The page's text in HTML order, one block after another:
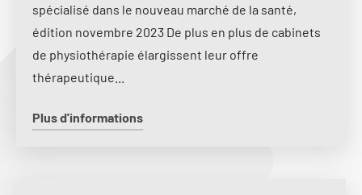
spécialisé dans le nouveau marché de la santé,
édition novembre 2023 De plus en plus de cabinets
de physiothérapie élargissent leur offre
thérapeutique...
Plus d'informations